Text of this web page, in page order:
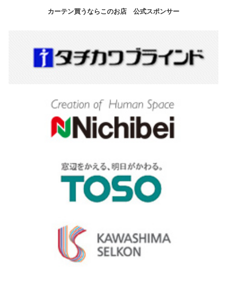
カーテン買うならこのお店 公式スポンサー